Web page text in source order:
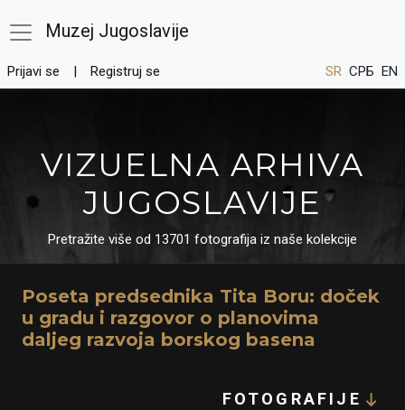
Muzej Jugoslavije
Prijavi se Registruj se SR СРБ EN
VIZUELNA ARHIVA
JUGOSLAVIJE
Pretražite više od 13701 fotografija iz naše kolekcije
Poseta predsednika Tita Boru: doček
u gradu i razgovor o planovima
daljeg razvoja borskog basena
FOTOGRAFIJE